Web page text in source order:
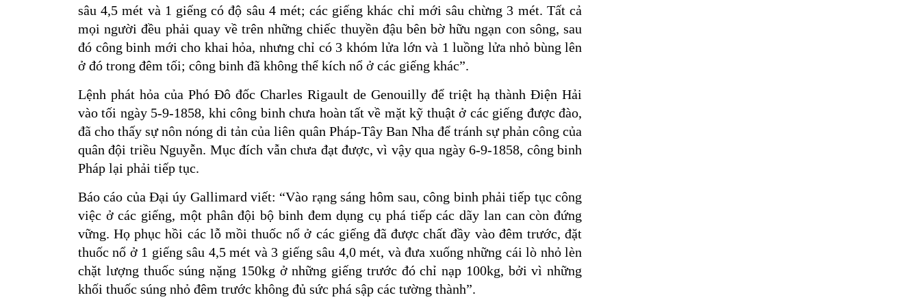
sâu 4,5 mét và 1 giếng có độ sâu 4 mét; các giếng khác chỉ mới sâu chừng 3 mét. Tất cả
mọi người đều phải quay về trên những chiếc thuyền đậu bên bờ hữu ngạn con sông, sau
đó công binh mới cho khai hỏa, nhưng chỉ có 3 khóm lửa lớn và 1 luồng lửa nhỏ bùng lên
ở đó trong đêm tối; công binh đã không thể kích nổ ở các giếng khác”.
Lệnh phát hỏa của Phó Đô đốc Charles Rigault de Genouilly để triệt hạ thành Điện Hải
vào tối ngày 5-9-1858, khi công binh chưa hoàn tất về mặt kỹ thuật ở các giếng được đào,
đã cho thấy sự nôn nóng di tản của liên quân Pháp-Tây Ban Nha để tránh sự phản công của
quân đội triều Nguyễn. Mục đích vẫn chưa đạt được, vì vậy qua ngày 6-9-1858, công binh
Pháp lại phải tiếp tục.
Báo cáo của Đại úy Gallimard viết: “Vào rạng sáng hôm sau, công binh phải tiếp tục công
việc ở các giếng, một phân đội bộ binh đem dụng cụ phá tiếp các dãy lan can còn đứng
vững. Họ phục hồi các lỗ mồi thuốc nổ ở các giếng đã được chất đầy vào đêm trước, đặt
thuốc nổ ở 1 giếng sâu 4,5 mét và 3 giếng sâu 4,0 mét, và đưa xuống những cái lò nhỏ lèn
chặt lượng thuốc súng nặng 150kg ở những giếng trước đó chỉ nạp 100kg, bởi vì những
khối thuốc súng nhỏ đêm trước không đủ sức phá sập các tường thành”.